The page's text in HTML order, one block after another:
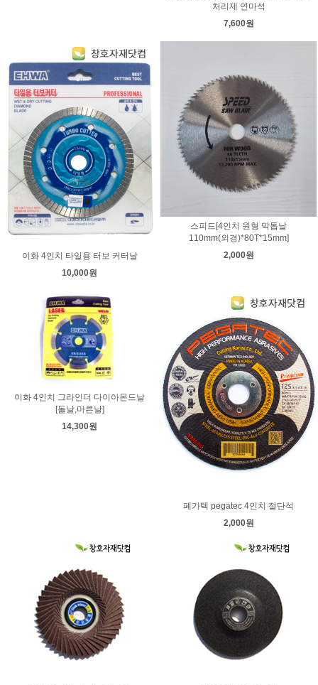
처리제 연마석
7,600원
이화 4인치 타일용 터보 커터날
10,000원
스피드[4인치 원형 막톱날
110mm(외경)*80T*15mm]
2,000원
이화 4인치 그라인더 다이아몬드날
[돌날,마른날]
14,300원
페가텍 pegatec 4인치 절단석
2,000원